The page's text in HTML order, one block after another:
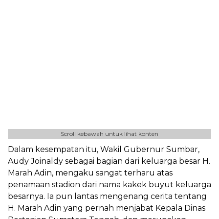
Scroll kebawah untuk lihat konten
Dalam kesempatan itu, Wakil Gubernur Sumbar,
Audy Joinaldy sebagai bagian dari keluarga besar H.
Marah Adin, mengaku sangat terharu atas
penamaan stadion dari nama kakek buyut keluarga
besarnya. Ia pun lantas mengenang cerita tentang
H. Marah Adin yang pernah menjabat Kepala Dinas